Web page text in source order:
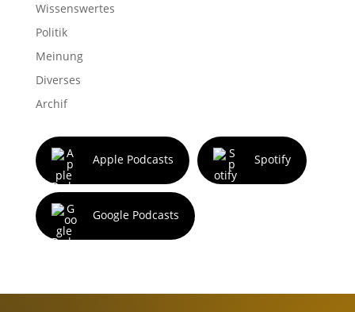
Wissenswertes
Politik
Meinung
Diverses
Archif
Apple Podcasts Spotify
Google Podcasts